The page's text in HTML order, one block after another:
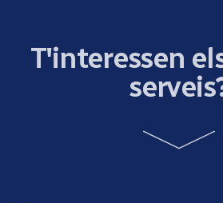
T'interessen